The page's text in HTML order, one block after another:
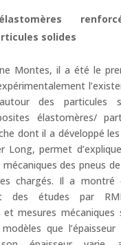
solides
Montes, il a été le
des particules
élastomères/
dont il a développé
Long, permet
des pneus
chargés. Il a montré
des études par
et mesures mécaniques
que